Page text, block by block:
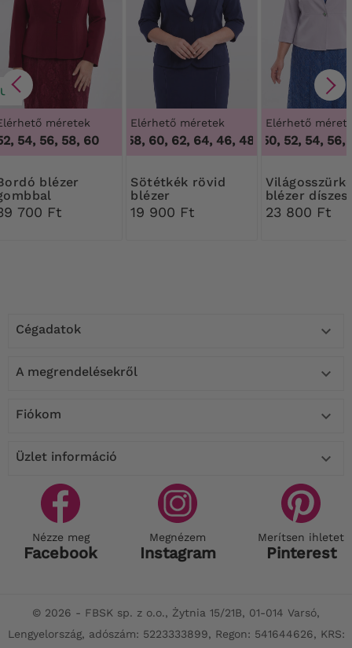
ÚJ
méretek
54, 56, 58, 60
700 Ft
Elérhető méretek
46, 48, 58, 60, 62, 64, 46, 48, 58, 60, 62, 64
Sötétkék rövid
blézer
19 900 Ft
Elérhető
46, 48, 50, 52, 54, 56,
Világosszürke
blézer díszes
gombbal
23 800 Ft
Cégadatok 
A megrendelésekről 
Fiókom 
Üzlet információ 
Nézze meg
Facebook
Megnézem
Instagram
Merítsen ihletet
Pinterest
© 2026 - FBSK sp. z o.o., Żytnia 15/21B, 01-014 Varsó,
Lengyelország, adószám: 5223333899, Regon: 541644626, KRS: